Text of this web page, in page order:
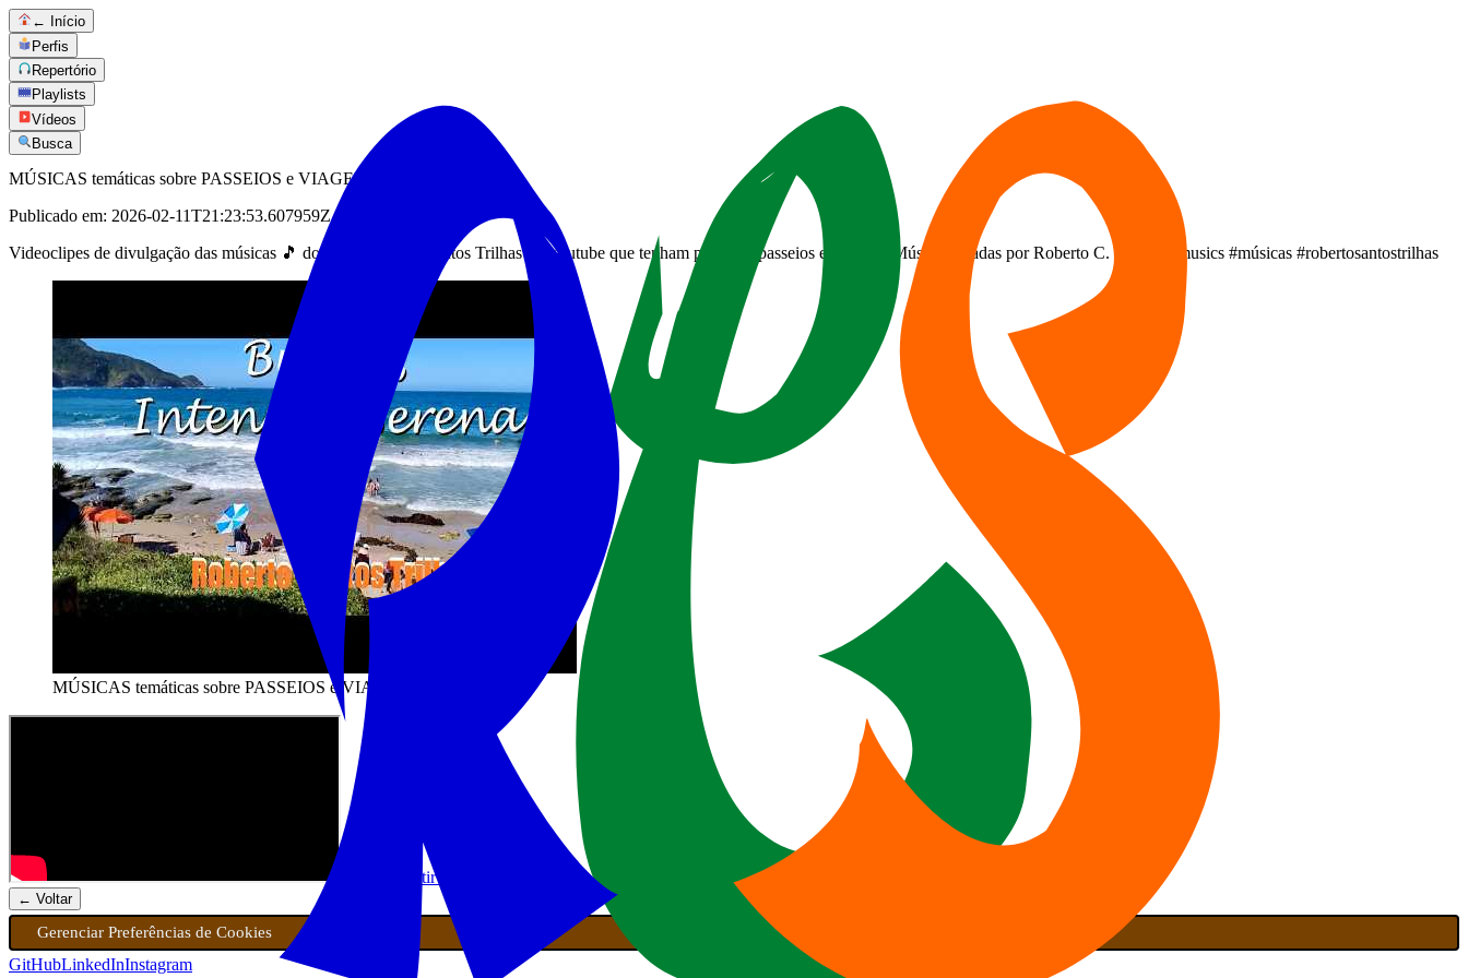
← Início
Perfis
Repertório
Playlists
Vídeos
Busca
MÚSICAS temáticas sobre PASSEIOS e VIAGENS 🎵
Publicado em: 2026-02-11T21:23:53.607959Z
Videoclipes de divulgação das músicas 🎵 do canal Roberto Santos Trilhas no Youtube que tenham por tema passeios e viagens. Músicas criadas por Roberto C. Santos. #musics #músicas #robertosantostrilhas
MÚSICAS temáticas sobre PASSEIOS e VIAGENS 🎵
Assistir playlist no YouTube
← Voltar
Gerenciar Preferências de Cookies
GitHubLinkedInInstagram